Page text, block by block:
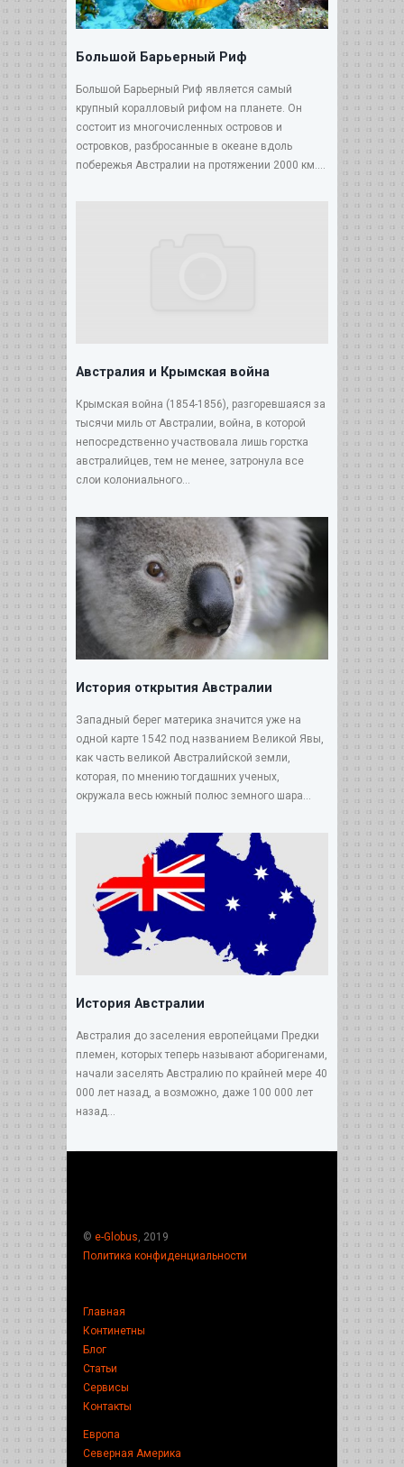
Большой Барьерный Риф
Большой Барьерный Риф является самый
крупный коралловый рифом на планете. Он
состоит из многочисленных островов и
островков, разбросанные в океане вдоль
побережья Австралии на протяжении 2000 км....
Австралия и Крымская война
Крымская война (1854-1856), разгоревшаяся за
тысячи миль от Австралии, война, в которой
непосредственно участвовала лишь горстка
австралийцев, тем не менее, затронула все
слои колониального...
История открытия Австралии
Западный берег материка значится уже на
одной карте 1542 под названием Великой Явы,
как часть великой Австралийской земли,
которая, по мнению тогдашних ученых,
окружала весь южный полюс земного шара...
История Австралии
Австралия до заселения европейцами Предки
племен, которых теперь называют аборигенами,
начали заселять Австралию по крайней мере 40
000 лет назад, а возможно, даже 100 000 лет
назад...
© e-Globus , 2019
Политика конфиденциальности
Главная
Континетны
Блог
Статьи
Сервисы
Контакты
Европа
Северная Америка